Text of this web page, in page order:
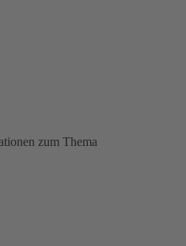
zum Thema